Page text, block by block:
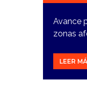
Avance
zonas
LEER
7